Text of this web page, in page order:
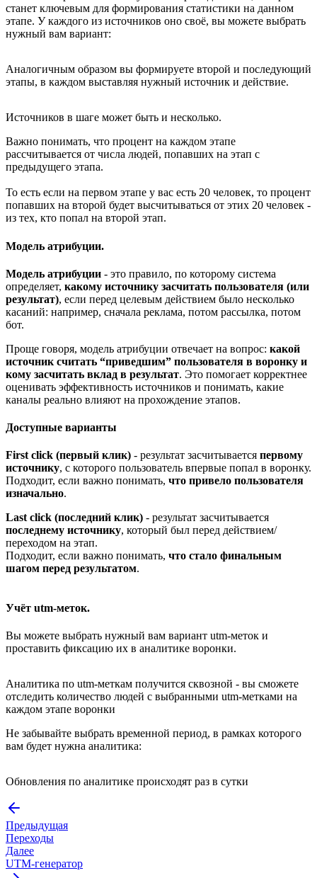
станет ключевым для формирования статистики на данном
этапе. У каждого из источников оно своё, вы можете выбрать
нужный вам вариант:
Аналогичным образом вы формируете второй и последующий
этапы, в каждом выставляя нужный источник и действие.
Источников в шаге может быть и несколько.
Важно понимать, что процент на каждом этапе
рассчитывается от числа людей, попавших на этап с
предыдущего этапа.
То есть если на первом этапе у вас есть 20 человек, то процент
попавших на второй будет высчитываться от этих 20 человек -
из тех, кто попал на второй этап.
Модель атрибуции.
Модель атрибуции - это правило, по которому система
определяет, какому источнику засчитать пользователя (или
результат), если перед целевым действием было несколько
касаний: например, сначала реклама, потом рассылка, потом
бот.
Проще говоря, модель атрибуции отвечает на вопрос: какой
источник считать “приведшим” пользователя в воронку и
кому засчитать вклад в результат. Это помогает корректнее
оценивать эффективность источников и понимать, какие
каналы реально влияют на прохождение этапов.
Доступные варианты
First click (первый клик) - результат засчитывается первому
источнику, с которого пользователь впервые попал в воронку.
Подходит, если важно понимать, что привело пользователя
изначально.
Last click (последний клик) - результат засчитывается
последнему источнику, который был перед действием/
переходом на этап.
Подходит, если важно понимать, что стало финальным
шагом перед результатом.
Учёт utm-меток.
Вы можете выбрать нужный вам вариант utm-меток и
проставить фиксацию их в аналитике воронки.
Аналитика по utm-меткам получится сквозной - вы сможете
отследить количество людей с выбранными utm-метками на
каждом этапе воронки
Не забывайте выбрать временной период, в рамках которого
вам будет нужна аналитика:
Обновления по аналитике происходят раз в сутки
Предыдущая
Переходы
Далее
UTM-генератор